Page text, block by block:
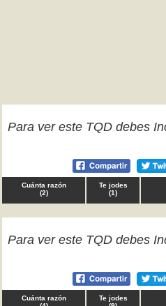
Para ver este TQD debes
Cuánta razón
(2)
Te jodes
(1)
Para ver este TQD debes
Cuánta razón
Te jodes